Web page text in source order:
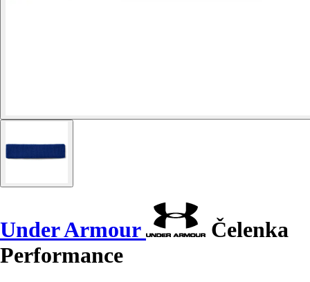
Under Armour
Čelenka
Performance